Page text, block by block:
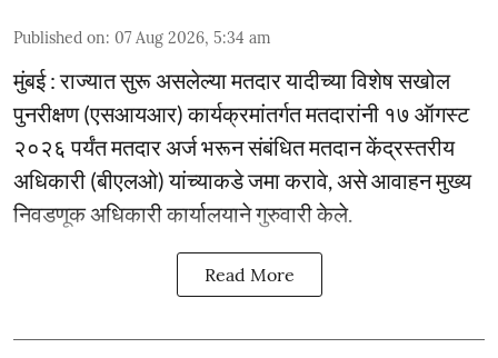
Published on: 07 Aug 2026, 5:34 am
मुंबई : राज्यात सुरू असलेल्या मतदार यादीच्या विशेष सखोल
पुनरीक्षण (एसआयआर) कार्यक्रमांतर्गत मतदारांनी १७ ऑगस्ट
२०२६ पर्यंत मतदार अर्ज भरून संबंधित मतदान केंद्रस्तरीय
अधिकारी (बीएलओ) यांच्याकडे जमा करावे, असे आवाहन मुख्य
निवडणूक अधिकारी कार्यालयाने गुरुवारी केले.
Read More